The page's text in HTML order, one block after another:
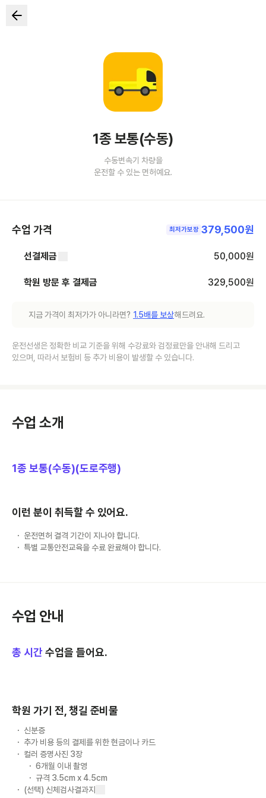
1종 보통(수동)
수동변속기 차량을
운전할 수 있는 면허예요.
수업 가격 최저가보장 379,500원
선결제금 50,000원
학원 방문 후 결제금 329,500원
지금 가격이 최저가가 아니라면? 1.5배를 보상해드려요.
운전선생은 정확한 비교 기준을 위해 수강료와 검정료만을 안내해 드리고
있으며, 따라서 보험비 등 추가 비용이 발생할 수 있습니다.
수업 소개
1종 보통(수동)(도로주행)
이런 분이 취득할 수 있어요.
운전면허 결격 기간이 지나야 합니다.
특별 교통안전교육을 수료 완료해야 합니다.
수업 안내
총 시간수업을 들어요.
학원 가기 전, 챙길 준비물
신분증
추가 비용 등의 결제를 위한 현금이나 카드
컬러 증명사진 3장
6개월 이내 촬영
규격 3.5cm x 4.5cm
(선택) 신체검사결과지